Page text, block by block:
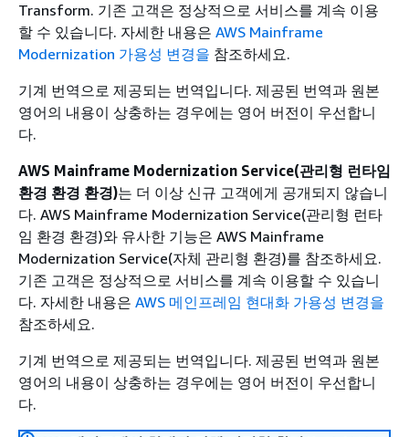
Transform. 기존 고객은 정상적으로 서비스를 계속 이용
할 수 있습니다. 자세한 내용은 AWS Mainframe
Modernization 가용성 변경을 참조하세요.
기계 번역으로 제공되는 번역입니다. 제공된 번역과 원본
영어의 내용이 상충하는 경우에는 영어 버전이 우선합니
다.
AWS Mainframe Modernization Service(관리형 런타임
환경 환경 환경)는 더 이상 신규 고객에게 공개되지 않습니
다. AWS Mainframe Modernization Service(관리형 런타
임 환경 환경)와 유사한 기능은 AWS Mainframe
Modernization Service(자체 관리형 환경)를 참조하세요.
기존 고객은 정상적으로 서비스를 계속 이용할 수 있습니
다. 자세한 내용은 AWS 메인프레임 현대화 가용성 변경을
참조하세요.
기계 번역으로 제공되는 번역입니다. 제공된 번역과 원본
영어의 내용이 상충하는 경우에는 영어 버전이 우선합니
다.